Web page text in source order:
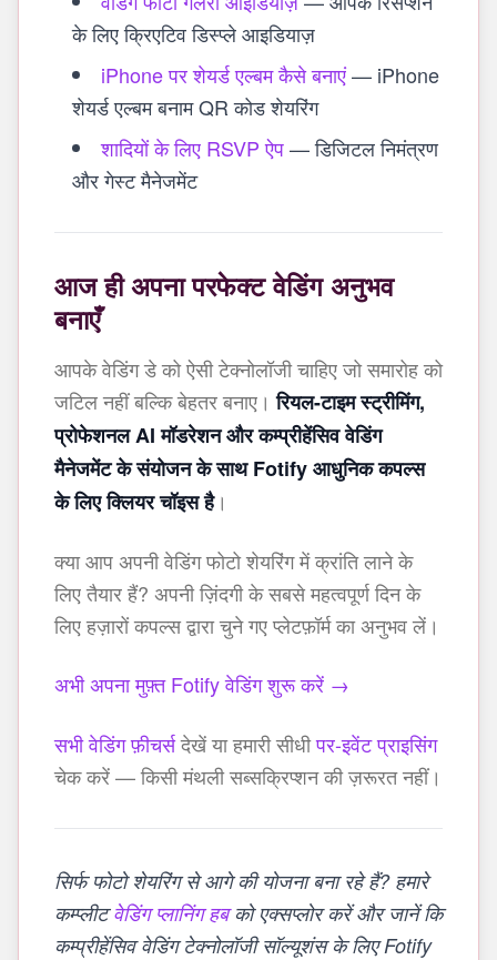
के लिए क्रिएटिव डिस्प्ले आइडियाज़
iPhone पर शेयर्ड एल्बम कैसे बनाएं— iPhone
शेयर्ड एल्बम बनाम QR कोड शेयरिंग
शादियों के लिए RSVP ऐप— डिजिटल निमंत्रण
और गेस्ट मैनेजमेंट
आज ही अपना परफेक्ट वेडिंग अनुभव
बनाएँ
आपके वेडिंग डे को ऐसी टेक्नोलॉजी चाहिए जो समारोह को
जटिल नहीं बल्कि बेहतर बनाए।रियल-टाइम स्ट्रीमिंग,
प्रोफेशनल AI मॉडरेशन और कम्प्रीहेंसिव वेडिंग
मैनेजमेंट के संयोजन के साथ Fotify आधुनिक कपल्स
के लिए क्लियर चॉइस है।
क्या आप अपनी वेडिंग फोटो शेयरिंग में क्रांति लाने के
लिए तैयार हैं? अपनी ज़िंदगी के सबसे महत्वपूर्ण दिन के
लिए हज़ारों कपल्स द्वारा चुने गए प्लेटफ़ॉर्म का अनुभव लें।
अभी अपना मुफ़्त Fotify वेडिंग शुरू करें →
सभी वेडिंग फ़ीचर्सदेखें या हमारी सीधीपर-इवेंट प्राइसिंग
चेक करें — किसी मंथली सब्सक्रिप्शन की ज़रूरत नहीं।
सिर्फ फोटो शेयरिंग से आगे की योजना बना रहे हैं? हमारे
कम्प्लीटवेडिंग प्लानिंग हबको एक्सप्लोर करें और जानें कि
कम्प्रीहेंसिव वेडिंग टेक्नोलॉजी सॉल्यूशंस के लिए Fotify